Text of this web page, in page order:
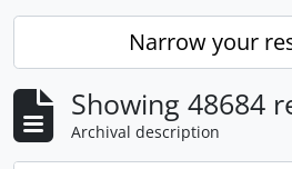
Narrow your
Showing 48684
Archival description